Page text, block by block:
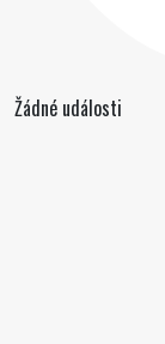
Žádné události